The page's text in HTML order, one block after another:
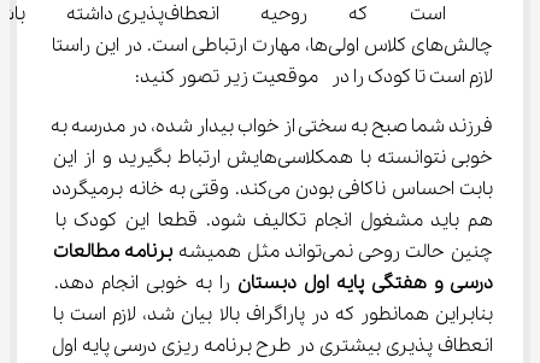
است که روحیه
چالش‌های کلاس اولی‌ها، مهارت ارتباطی است. در این راستا
لازم است تا کودک را در  موقعیت زیر تصور کنید:
فرزند شما صبح به سختی از خواب بیدار شده، در مدرسه به
خوبی نتوانسته با همکلاسی‌هایش ارتباط بگیرید و از این
بابت احساس ناکافی بودن می‌کند. وقتی به خانه برمیگردد
هم باید مشغول انجام تکالیف شود. قطعا این کودک با
چنین حالت روحی نمی‌تواند مثل همیشه
برنامه مطالعات
درسی و هفتگی پایه اول دبستان را به خوبی انجام دهد.
بنابراین همانطور که در پاراگراف بالا بیان شد، لازم است با
انعطاف پذیری بیشتری در طرح برنامه ریزی درسی پایه اول